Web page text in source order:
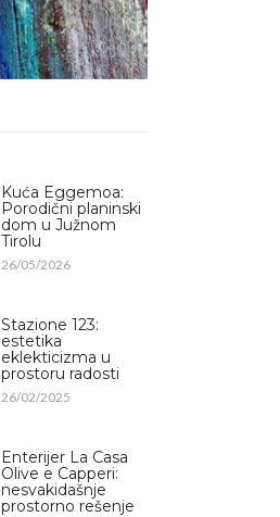
Kuća Eggemoa:
Porodični planinski
dom u Južnom
Tirolu
26/05/2026
Stazione 123:
estetika
eklekticizma u
prostoru radosti
26/02/2025
Enterijer La Casa
Olive e Capperi:
nesvakidašnje
prostorno rešenje